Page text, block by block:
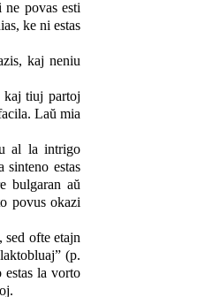
ne povas esti
ke ni estas
kaj neniu
kaj tiuj partoj
Laŭ mia
al la intrigo
estas
bulgaran aŭ
povus okazi
ofte etajn
(p.
la vorto